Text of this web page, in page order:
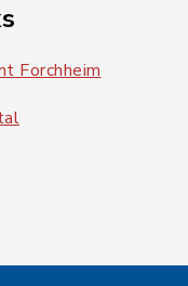
Forchheim